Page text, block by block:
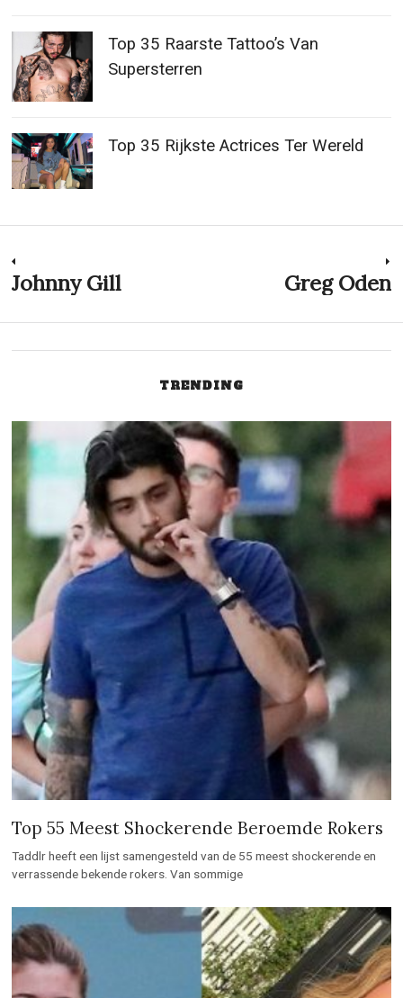
Top 35 Raarste Tattoo’s Van
Supersterren
Top 35 Rijkste Actrices Ter Wereld
Post
navigation
Previous
Johnny Gill Greg Oden
TRENDING
Top 55 Meest Shockerende Beroemde Rokers
Taddlr heeft een lijst samengesteld van de 55 meest shockerende en
verrassende bekende rokers. Van sommige